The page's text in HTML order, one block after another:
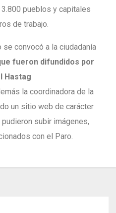
pueblos y capitales
de trabajo.
convocó a la ciudadanía
fueron difundidos por
Hastag
la coordinadora de la
un sitio web de carácter
subir imágenes,
con el Paro.